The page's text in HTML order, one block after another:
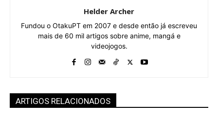
Helder Archer
Fundou o OtakuPT em 2007 e desde então já escreveu
mais de 60 mil artigos sobre anime, mangá e
videojogos.
ARTIGOS RELACIONADOS